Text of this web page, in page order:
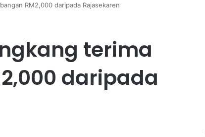
RM2,000 daripada Rajasekaren
terima
daripada